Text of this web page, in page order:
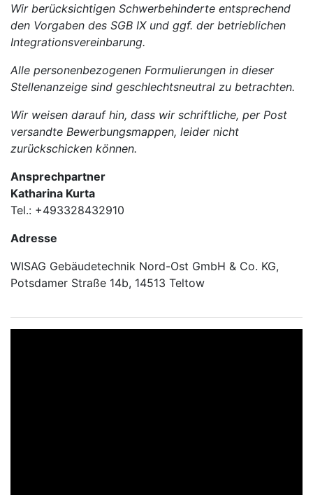
Wir berücksichtigen Schwerbehinderte entsprechend
den Vorgaben des SGB IX und ggf. der betrieblichen
Integrationsvereinbarung.
Alle personenbezogenen Formulierungen in dieser
Stellenanzeige sind geschlechtsneutral zu betrachten.
Wir weisen darauf hin, dass wir schriftliche, per Post
versandte Bewerbungsmappen, leider nicht
zurückschicken können.
Ansprechpartner
Katharina Kurta
Tel.: +493328432910
Adresse
WISAG Gebäudetechnik Nord-Ost GmbH & Co. KG,
Potsdamer Straße 14b, 14513 Teltow